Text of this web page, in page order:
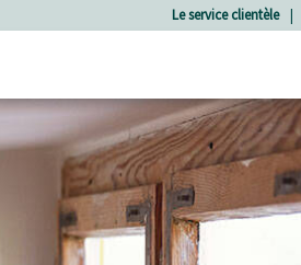
Le service clientèle |